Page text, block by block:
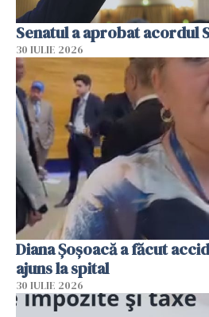
Senatul a aprobat acordul
30 IULIE 2026
Diana Șoșoacă a făcut
ajuns la spital
30 IULIE 2026